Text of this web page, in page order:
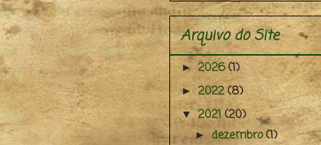
Arquivo do Site
► 2026(1)
► 2022(8)
▼ 2021(20)
► dezembro(1)